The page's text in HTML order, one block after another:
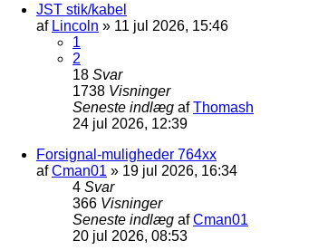
JST stik/kabel
af Lincoln » 11 jul 2026, 15:46
1
2
18 Svar
1738 Visninger
Seneste indlæg afThomash
24 jul 2026, 12:39
Forsignal-muligheder 764xx
afCman01 » 19 jul 2026, 16:34
4 Svar
366 Visninger
Seneste indlæg afCman01
20 jul 2026, 08:53